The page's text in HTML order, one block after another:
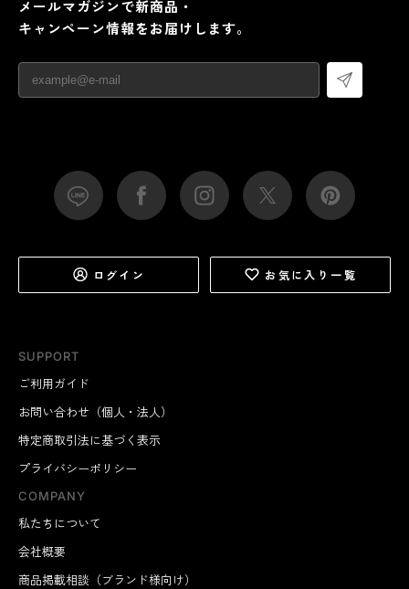
SUPPORT
ご利用ガイド
お問い合わせ（個人・法人）
特定商取引法に基づく表示
プライバシーポリシー
COMPANY
私たちについて
会社概要
商品掲載相談（ブランド様向け）
メールマガジンで新商品・
キャンペーン情報をお届けします。
ログイン お気に入り一覧